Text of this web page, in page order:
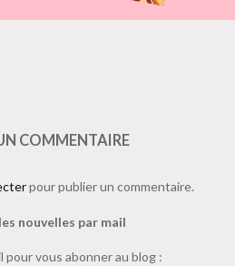
plugins/like.php?
de-dessins-de-laure-
COMMENTAIRE
pour publier un commentaire.
nouvelles par mail
pour vous abonner au blog :